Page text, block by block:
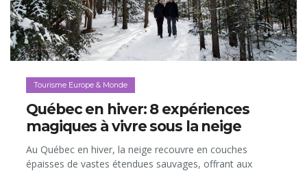
Tourisme Europe & Monde
Québec en hiver: 8 expériences
magiques à vivre sous la neige
Au Québec en hiver, la neige recouvre en couches
épaisses de vastes étendues sauvages, offrant aux